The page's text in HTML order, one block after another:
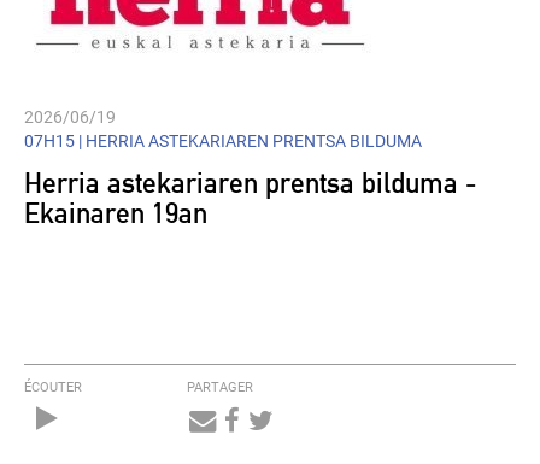
2026/06/19
07H15 | HERRIA ASTEKARIAREN PRENTSA BILDUMA
Herria astekariaren prentsa bilduma -
Ekainaren 19an
ÉCOUTER PARTAGER